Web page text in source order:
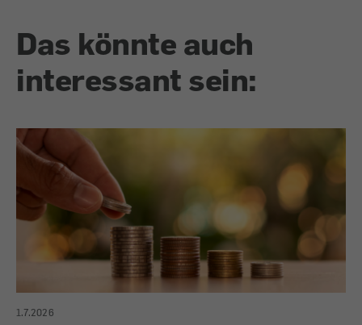
Das könnte auch
interessant sein:
1.7.2026